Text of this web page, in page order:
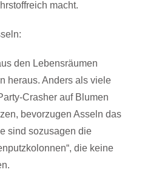
macht.
den Lebensräumen
heraus. Anders als viele
Crasher auf Blumen
bevorzugen Asseln das
sind sozusagen die
die keine